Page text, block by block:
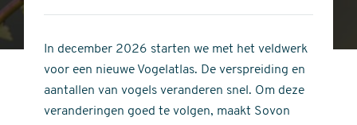
stars
of
stars
In december 2026 starten we met het veldwerk
voor een nieuwe Vogelatlas. De verspreiding en
aantallen van vogels veranderen snel. Om deze
veranderingen goed te volgen, maakt Sovon